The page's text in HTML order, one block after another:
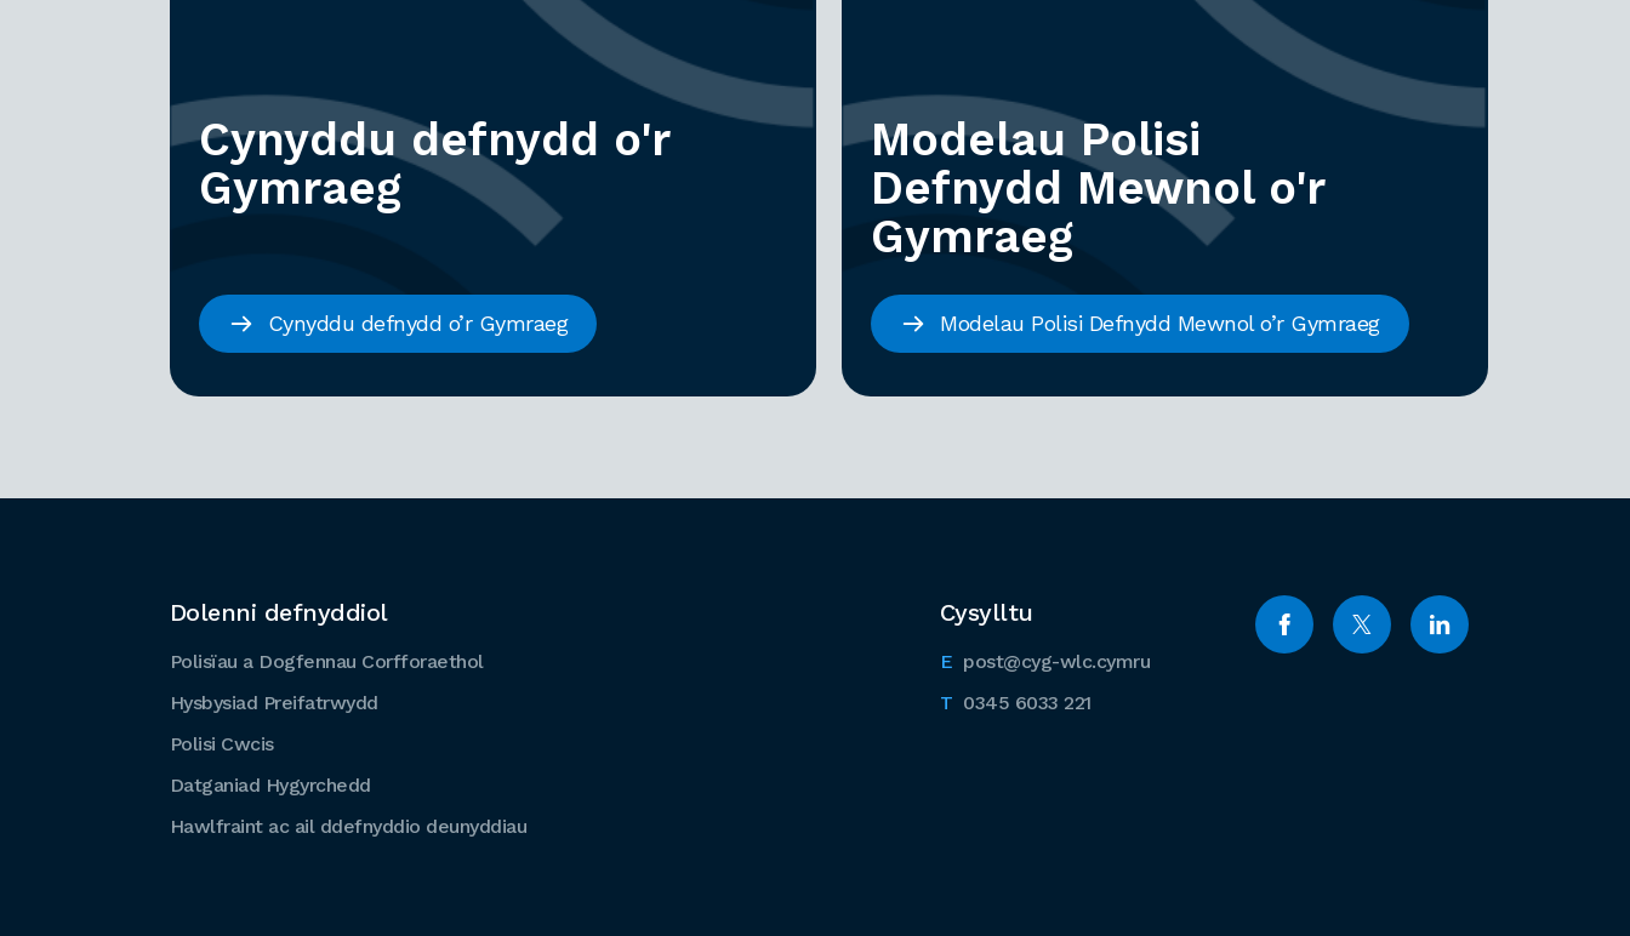
Cynyddu defnydd o'r
Gymraeg
Cynyddu defnydd o’r Gymraeg
Modelau Polisi
Defnydd Mewnol o'r
Gymraeg
Modelau Polisi Defnydd Mewnol o’r Gymraeg
Cysylltu
post@cyg-wlc.cymru
0345 6033 221
Dolenni defnyddiol
Polisïau a Dogfennau Corfforaethol
Hysbysiad Preifatrwydd
Polisi Cwcis
Datganiad Hygyrchedd
Hawlfraint ac ail ddefnyddio deunyddiau